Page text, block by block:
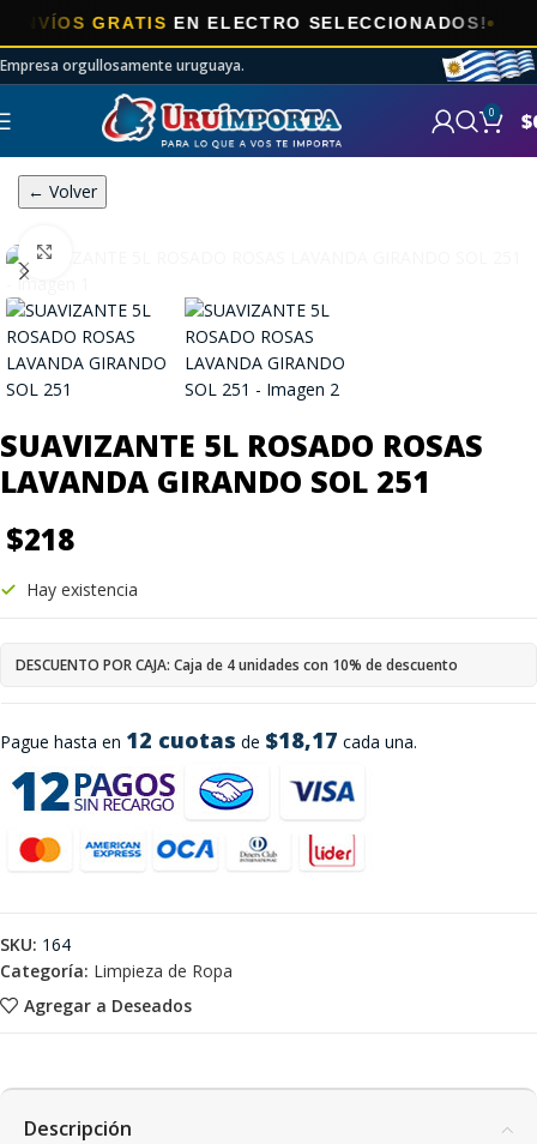
GRATISEN ELECTRO SELECCIONADOS!
Empresa orgullosamente uruguaya.
0 $
← Volver
SUAVIZANTE 5L ROSADO ROSAS
LAVANDA GIRANDO SOL 251
$218
Pague hasta en 12 cuotas de $18,17 cada una.
Hay existencia
DESCUENTO POR CAJA: Caja de 4 unidades con 10% de descuento
Agregar a Deseados
SKU: 164
Categoría: Limpieza de Ropa
Descripción